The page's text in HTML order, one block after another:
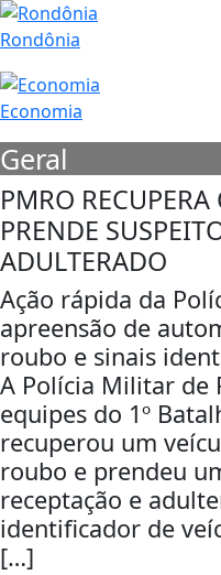
Rondônia
Economia
Geral
PMRO
PRENDE
ADULTERADO
Ação rápida da
apreensão de
roubo e sinais
A Polícia Militar de
equipes do 1º
recuperou um
roubo e prendeu
receptação e
identificador de
[…]